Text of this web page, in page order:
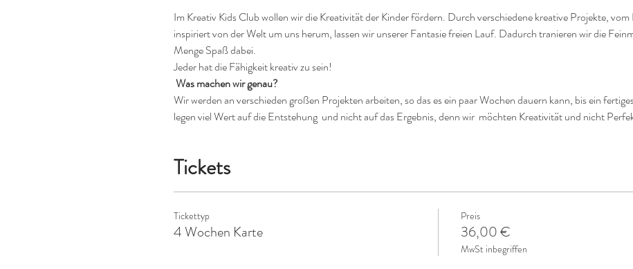
Im Kreativ Kids Club wollen wir die Kreativität der Kinder fördern. Durch verschiedene kreative Projekte,
inspiriert von der Welt um uns herum, lassen wir unserer Fantasie freien Lauf. Dadurch tranieren wir die
Menge Spaß dabei.
Jeder hat die Fähigkeit kreativ zu sein!
Was machen wir genau?
Wir werden an verschieden großen Projekten arbeiten, so das es ein paar Wochen dauern kann, bis ein
legen viel Wert auf die Entstehung  und nicht auf das Ergebnis, denn wir  möchten Kreativität und nicht
Tickets
Tickettyp
4 Wochen Karte
Preis
36,00 €
MwSt inbegriffen